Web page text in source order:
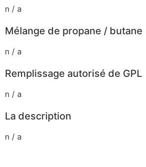
n / a
Mélange de propane / butane
n / a
Remplissage autorisé de GPL
n / a
La description
n / a